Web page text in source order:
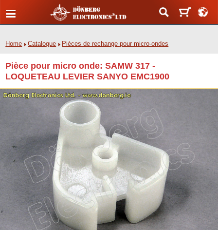
Home Catalogue Pièces de rechange pour micro-ondes
Pièce pour micro onde: SAMW 317 -
LOQUETEAU LEVIER SANYO EMC1900